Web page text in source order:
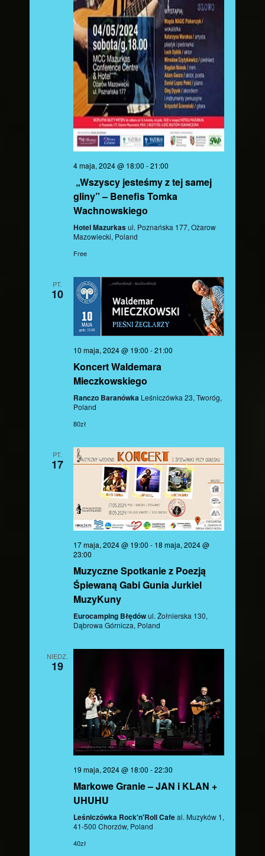
4 maja, 2024 @ 18:00 -21:00
„Wszyscy jesteśmy z tej samej
gliny” – Benefis Tomka
Wachnowskiego
Hotel Mazurkasul. Poznańska 177, Ożarow
Mazowiecki, Poland
Free
PT.
10
10 maja, 2024 @ 19:00 -21:00
Koncert Waldemara
Mieczkowskiego
Ranczo Baranówka Leśniczówka 23, Tworóg,
Poland
80zł
PT.
17
17 maja, 2024 @ 19:00 - 18 maja, 2024 @
23:00
Muzyczne Spotkanie z Poezją
Śpiewaną Gabi Gunia Jurkiel
MuzyKuny
Eurocamping Błędówul. Żołnierska 130,
Dąbrowa Górnicza, Poland
NIEDZ.
19
19 maja, 2024 @ 18:00 -22:30
Markowe Granie – JAN i KLAN +
UHUHU
Leśniczówka Rock'n'Roll Cafeal. Muzyków 1,
41-500 Chorzów, Poland
40zł